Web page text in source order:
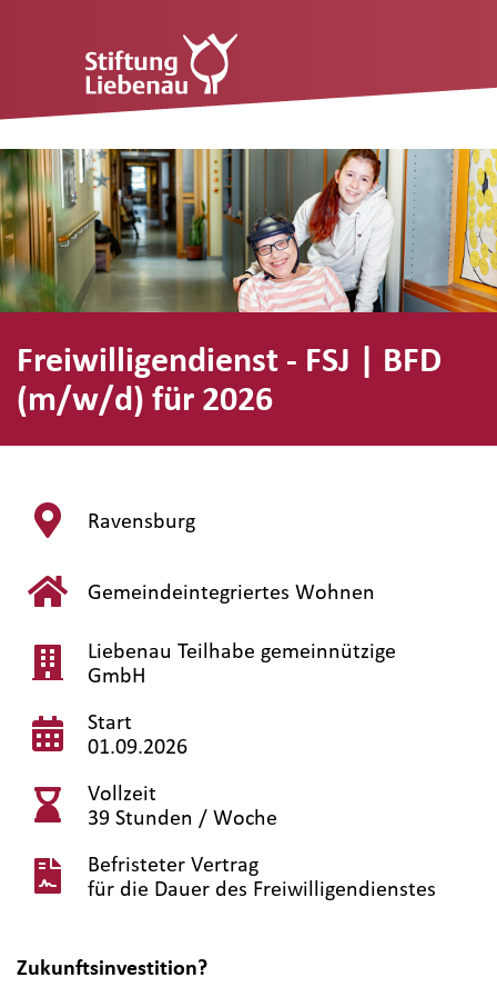
Freiwilligendienst - FSJ | BFD
(m/w/d) für 2026
Ravensburg
Gemeindeintegriertes Wohnen
Liebenau Teilhabe gemeinnützige
GmbH
Start
01.09.2026
Vollzeit
39 Stunden / Woche
Befristeter Vertrag
für die Dauer des Freiwilligendienstes
Zukunftsinvestition?